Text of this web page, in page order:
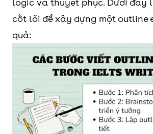
logic và thuyết phục. Dưới đây
cốt lõi để xây dựng một outline
quả: